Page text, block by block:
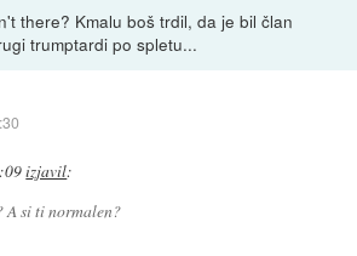
there? Kmalu boš trdil, da je bil član
trumptardi po spletu...
izjavil:
A si ti normalen?